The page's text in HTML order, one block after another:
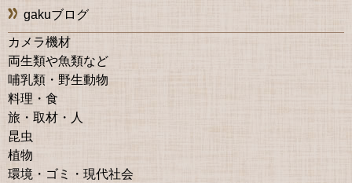
gakuブログ
カメラ機材
両生類や魚類など
哺乳類・野生動物
料理・食
旅・取材・人
昆虫
植物
環境・ゴミ・現代社会